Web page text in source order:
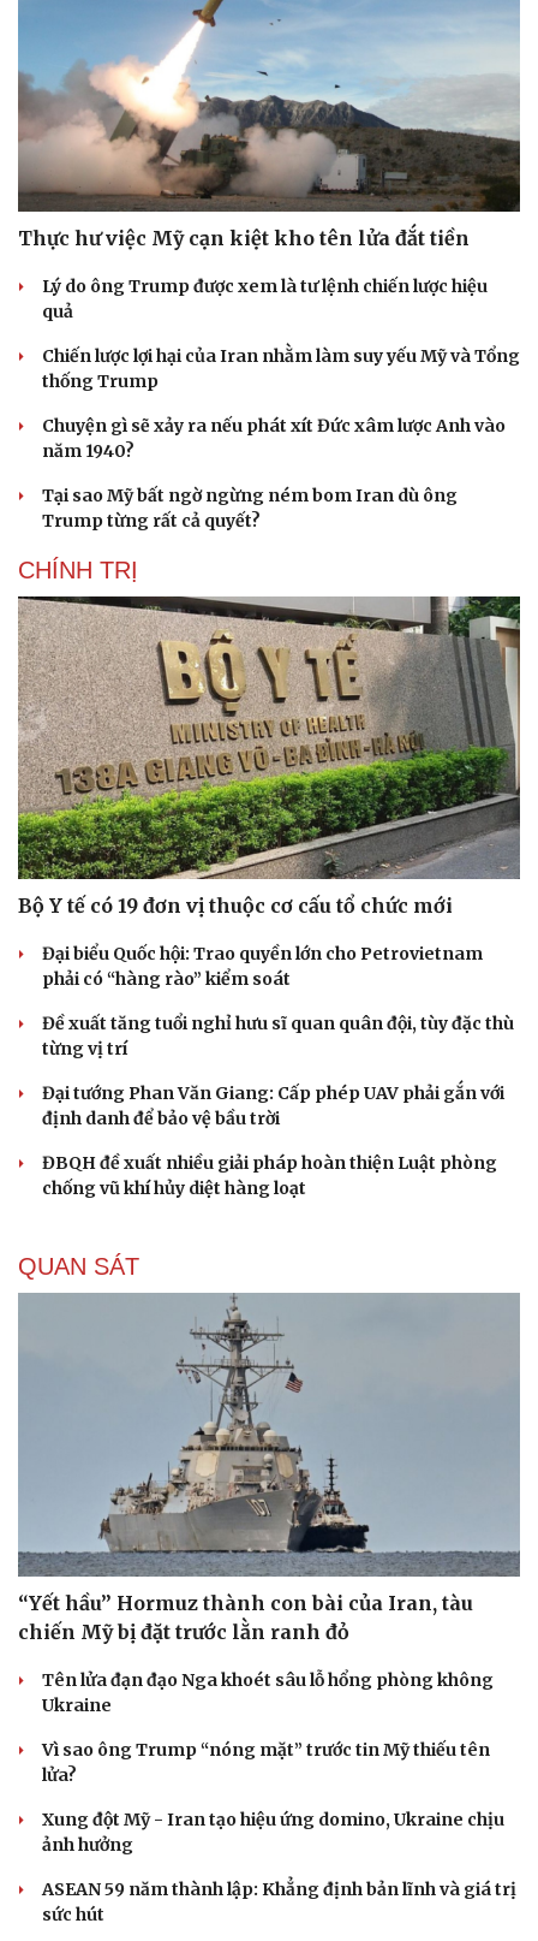
Cải chính
Thực hư việc Mỹ cạn kiệt kho tên lửa đắt tiền
Lý do ông Trump được xem là tư lệnh chiến lược hiệu
quả
Chiến lược lợi hại của Iran nhằm làm suy yếu Mỹ và Tổng
thống Trump
Chuyện gì sẽ xảy ra nếu phát xít Đức xâm lược Anh vào
năm 1940?
Tại sao Mỹ bất ngờ ngừng ném bom Iran dù ông
Trump từng rất cả quyết?
CHÍNH TRỊ
Bộ Y tế có 19 đơn vị thuộc cơ cấu tổ chức mới
Đại biểu Quốc hội: Trao quyền lớn cho Petrovietnam
phải có “hàng rào” kiểm soát
Đề xuất tăng tuổi nghỉ hưu sĩ quan quân đội, tùy đặc thù
từng vị trí
Đại tướng Phan Văn Giang: Cấp phép UAV phải gắn với
định danh để bảo vệ bầu trời
ĐBQH đề xuất nhiều giải pháp hoàn thiện Luật phòng
chống vũ khí hủy diệt hàng loạt
QUAN SÁT
“Yết hầu” Hormuz thành con bài của Iran, tàu
chiến Mỹ bị đặt trước lằn ranh đỏ
Tên lửa đạn đạo Nga khoét sâu lỗ hổng phòng không
Ukraine
Vì sao ông Trump “nóng mặt” trước tin Mỹ thiếu tên
lửa?
Xung đột Mỹ - Iran tạo hiệu ứng domino, Ukraine chịu
ảnh hưởng
ASEAN 59 năm thành lập: Khẳng định bản lĩnh và giá trị
sức hút